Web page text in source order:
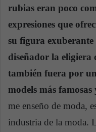
rubias eran poco
expresiones que
su figura
diseñador la eligiera
también fuera por
models más
me enseño de moda,
industria de la moda.